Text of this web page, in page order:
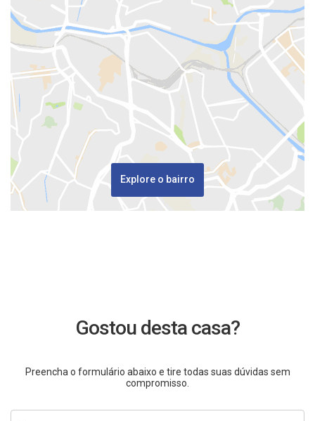
Explore o bairro
Gostou desta casa?
Preencha o formulário abaixo e tire todas suas dúvidas sem
compromisso.